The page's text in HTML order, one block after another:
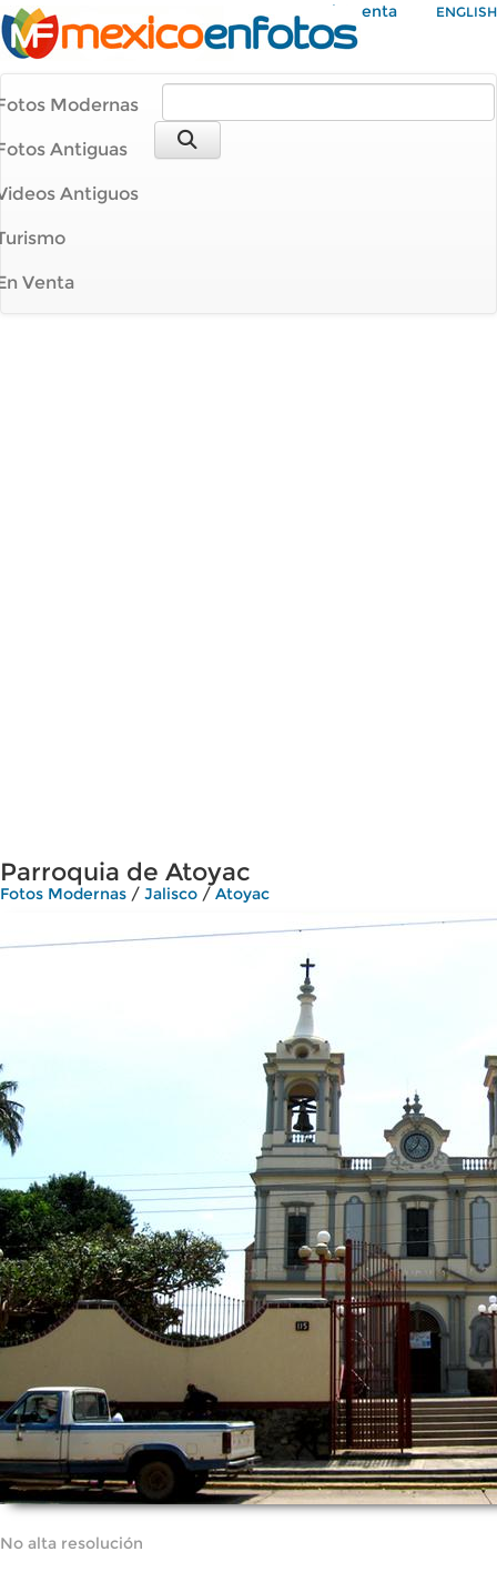
Mi Cuenta ENGLISH
Modernas
Antiguas
Antiguos
Venta
Parroquia de Atoyac
Fotos Modernas / Jalisco / Atoyac
No alta resolución